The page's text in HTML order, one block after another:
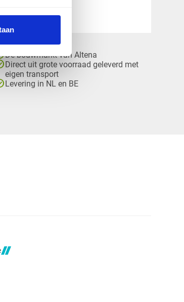
Dé bouwmarkt van Altena
Direct uit grote voorraad geleverd met
eigen transport
Levering in NL en BE